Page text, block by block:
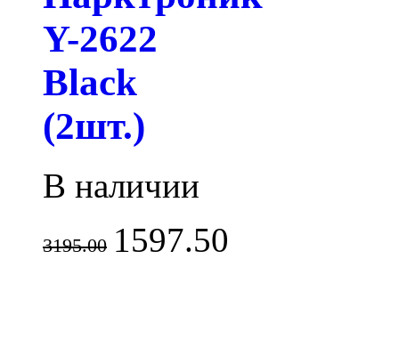
Y-2622
Black
(2шт.)
В наличии
3195.00 1597.50